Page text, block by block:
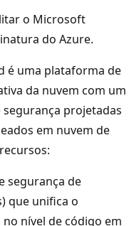
o Microsoft
do Azure.
é uma plataforma de
da nuvem com um
projetadas
em nuvem de
segurança de
que unifica o
nível de código em